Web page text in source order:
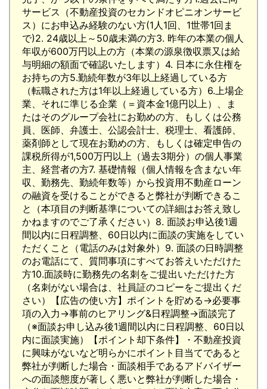
サービス（不動産投資のセカンドオピニオンサービ
ス）にお申込み経験のない方(1人1回、1世帯1回ま
で)2. 24歳以上～50歳未満の方3. 昨年の本業の個人
年収が600万円以上の方（本業の源泉徴収票又は給
与明細の額面で確認いたします）4. 日本に永住権を
お持ちの方5.勤続年数が3年以上経過している方
（転職された方は1年以上経過している方）6.上場企
業、それに準じる企業（＝資本金1億円以上）、ま
たはそのグループ会社にお勤めの方、もしくは公務
員、医師、弁護士、公認会計士、税理士、看護師、
薬剤師として現在お勤めの方、もしくは確定申告の
課税所得が1,500万円以上（過去3期分）の個人事業
主、経営者の方7. 基礎情報（個人情報を含まない年
収、勤務先、勤続年数等）から投資用不動産ローン
の融資を受けることができると弊社が判断できるこ
と（本項目の判断基準についての詳細はお答え致し
かねますのでご了承ください）8. 面談お申込後1週
間以内に日程調整、60日以内に面談の実施をしてい
ただくこと（電話のみは対象外）9. 面談の日時調整
のお電話にて、質問事項にすべてお答えいただけた
方10.面談時に勤務先の名刺をご提出いただけた方
（名刺がない場合は、社員証のコピーをご提出くだ
さい）【広告の使い方】ポイントを貯める→必要事
項の入力→事前のヒアリング&日程調整→面談完了
（※面談お申し込み後1週間以内に日程調整、60日以
内に面談実施）【ポイント却下条件】・不動産投資
に興味がないなど明らかにポイント目当てであると
弊社が判断した場合・面談相手であるアドバイザー
への面談態度が著しく悪いと弊社が判断した場合・